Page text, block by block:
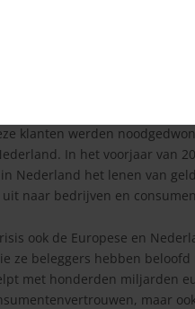
die met een laag
kunnen afsluiten. Er zijn
waarbij men de eerste
de maandelijkse lasten dus
er flink meer per maand
de knel, ze konden de
klanten werden
In het voorjaar van
Nederland het lenen van
naar bedrijven en
ook de Europese en
ze beleggers hebben
met honderden miljarden
maar